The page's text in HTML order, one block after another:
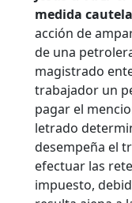
medida
acción de
de una
magistrado
trabajador un
pagar el
letrado
desempeña el
efectuar las
impuesto,